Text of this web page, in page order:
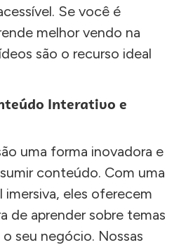
Se você é
melhor vendo na
são o recurso ideal
Interativo e
uma forma inovadora e
conteúdo. Com uma
imersiva, eles oferecem
de aprender sobre temas
seu negócio. Nossas